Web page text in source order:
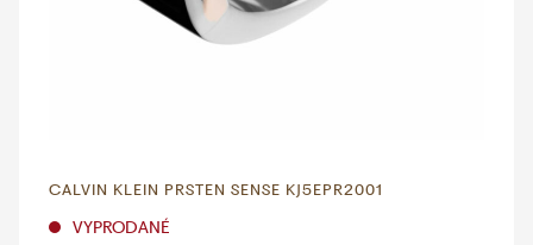
CALVIN KLEIN PRSTEN SENSE KJ5EPR2001
VYPRODANÉ